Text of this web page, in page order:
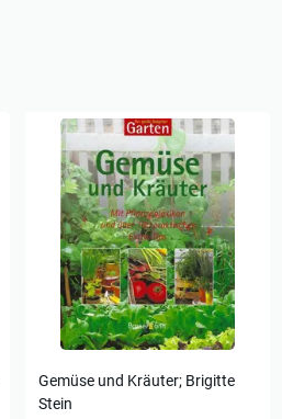
Gemüse und Kräuter; Brigitte
Stein